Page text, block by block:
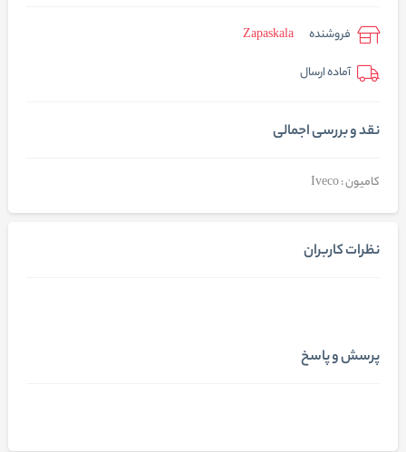
فروشنده
Zapaskala
آماده ارسال
نقد و بررسی اجمالی
کامیون : Iveco
نظرات کاربران
پرسش و پاسخ